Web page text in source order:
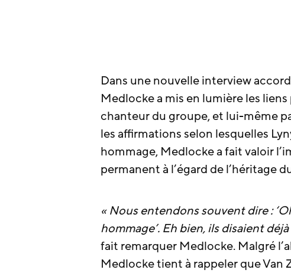
Dans une nouvelle interview
Medlocke a mis en lumière les
chanteur du groupe, et lui-même
les affirmations selon lesquelles
hommage, Medlocke a fait valoir
permanent à l’égard de l’héritage
« Nous entendons souvent dire :
hommage’. Eh bien, ils disaient
fait remarquer Medlocke. Malgré
Medlocke tient à rappeler que